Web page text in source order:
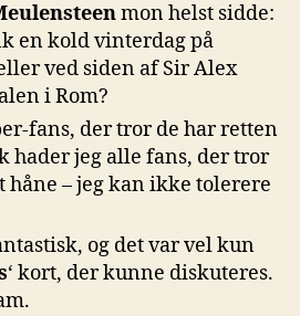
mon helst sidde:
en kold vinterdag på
ved siden af Sir Alex
i Rom?
fans, der tror de har retten
hader jeg alle fans, der tror
håne – jeg kan ikke tolerere
og det var vel kun
‘ kort, der kunne diskuteres.